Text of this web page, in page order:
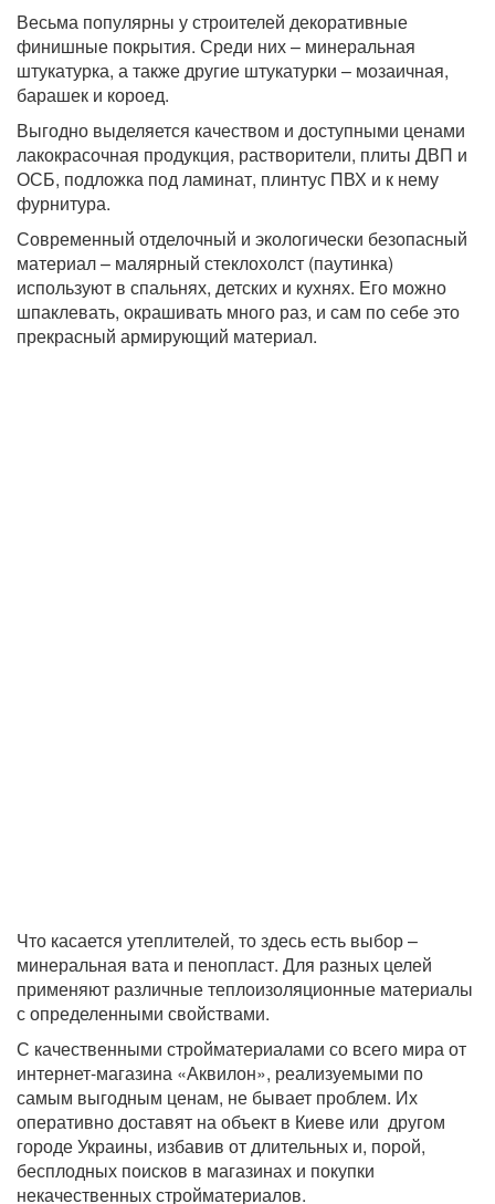
Весьма популярны у строителей декоративные
финишные покрытия. Среди них – минеральная
штукатурка, а также другие штукатурки – мозаичная,
барашек и короед.
Выгодно выделяется качеством и доступными ценами
лакокрасочная продукция, растворители, плиты ДВП и
ОСБ, подложка под ламинат, плинтус ПВХ и к нему
фурнитура.
Современный отделочный и экологически безопасный
материал – малярный стеклохолст (паутинка)
используют в спальнях, детских и кухнях. Его можно
шпаклевать, окрашивать много раз, и сам по себе это
прекрасный армирующий материал.
Что касается утеплителей, то здесь есть выбор –
минеральная вата и пенопласт. Для разных целей
применяют различные теплоизоляционные материалы
с определенными свойствами.
С качественными стройматериалами со всего мира от
интернет-магазина «Аквилон», реализуемыми по
самым выгодным ценам, не бывает проблем. Их
оперативно доставят на объект в Киеве или другом
городе Украины, избавив от длительных и, порой,
бесплодных поисков в магазинах и покупки
некачественных стройматериалов.